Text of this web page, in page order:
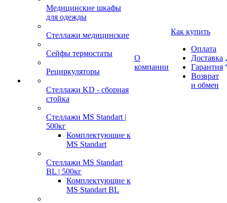
Медицинские шкафы
для одежды
Стеллажи медицинские
Сейфы термостаты
Рециркуляторы
Стеллажи KD - сборная
стойка
Стеллажи MS Standart |
500кг
Комплектующие к
MS Standart
Стеллажи MS Standart
BL | 500кг
Комплектующие к
MS Standart BL
О
компании
Как купить
Оплата
Доставка
Гарантия
Возврат
и обмен